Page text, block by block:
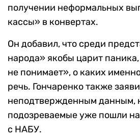
получении неформальных
кассы» в конвертах.
Он добавил, что среди
народа» якобы царит
не понимает», о каких
речь. Гончаренко также
неподтвержденным данным,
подозреваемые уже пошли
с НАБУ.